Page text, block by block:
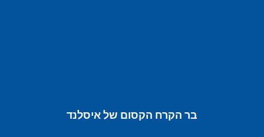
בר הקרח הקסום של איסלנד